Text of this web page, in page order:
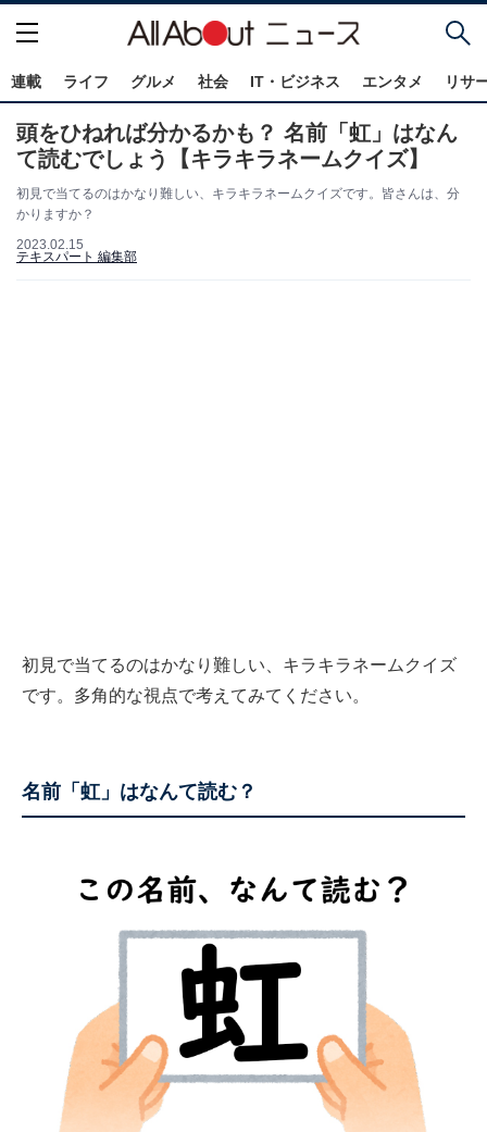
連載 ライフ グルメ 社会 IT・ビジネス エンタメ リサ
頭をひねれば分かるかも？ 名前「虹」はなん
て読むでしょう【キラキラネームクイズ】
初見で当てるのはかなり難しい、キラキラネームクイズです。皆さんは、分
かりますか？
2023.02.15
テキスパート 編集部
初見で当てるのはかなり難しい、キラキラネームクイズ
です。多角的な視点で考えてみてください。
名前「虹」はなんて読む？